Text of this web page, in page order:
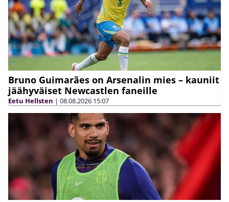
Bruno Guimarães on Arsenalin mies – kauniit
jäähyväiset Newcastlen faneille
Eetu Hellsten | 08.08.2026 15:07